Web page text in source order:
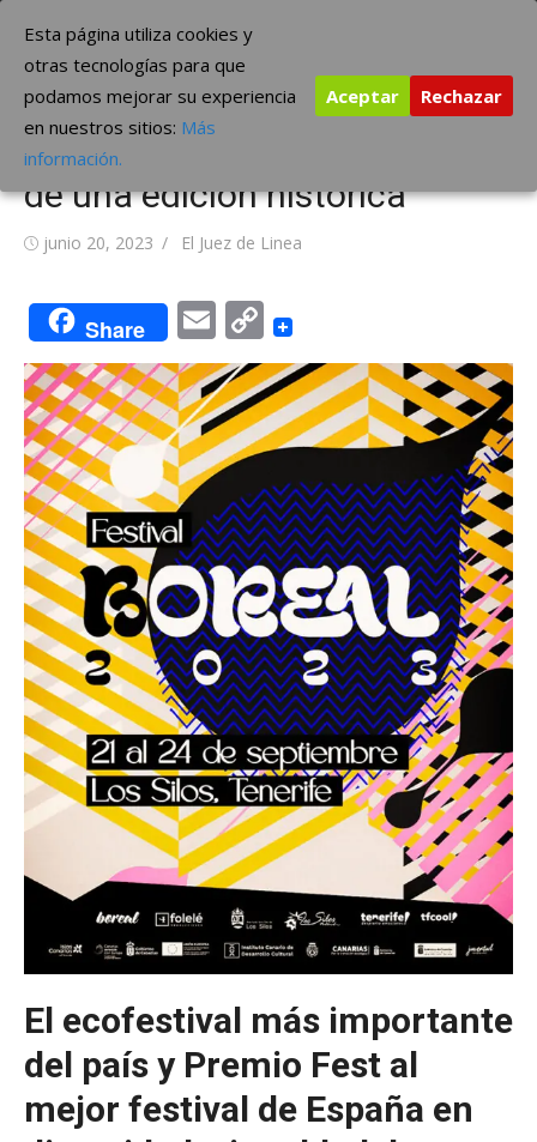
contenido
The Borderline Music
Festival Boreal 2023 desvela
las primeras grandes artistas
de una edición histórica
Publicada
junio 20, 2023 Autor
El Juez de Linea
Share EmailCopy
Link
El ecofestival más importante
del país y Premio Fest al
mejor festival de España en
Esta página utiliza cookies y
otras tecnologías para que
podamos mejorar su experiencia
en nuestros sitios: Más
información.
Aceptar Rechazar